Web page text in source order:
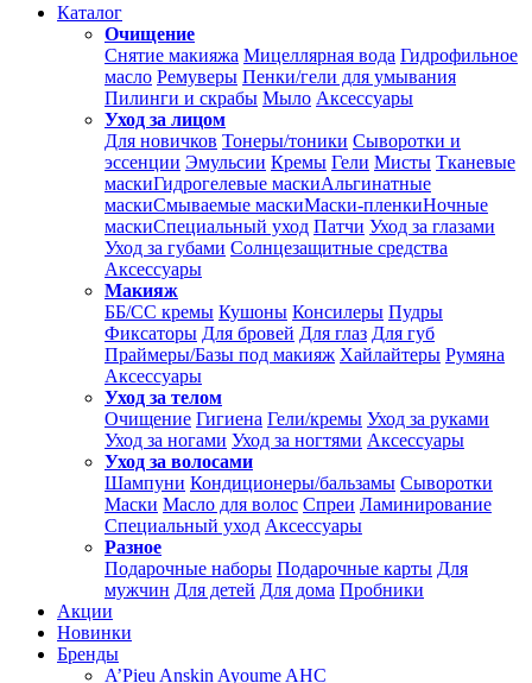
Каталог
Очищение
Снятие макияжа Мицеллярная вода Гидрофильное
масло Ремуверы Пенки/гели для умывания
Пилинги и скрабы Мыло Аксессуары
Уход за лицом
Для новичков Тонеры/тоники Сыворотки и
эссенции Эмульсии Кремы Гели Мисты Тканевые
маскиГидрогелевые маскиАльгинатные
маскиСмываемые маскиМаски-пленкиНочные
маскиСпециальный уход Патчи Уход за глазами
Уход за губами Солнцезащитные средства
Аксессуары
Макияж
ББ/СС кремы Кушоны Консилеры Пудры
Фиксаторы Для бровей Для глаз Для губ
Праймеры/Базы под макияж Хайлайтеры Румяна
Аксессуары
Уход за телом
Очищение Гигиена Гели/кремы Уход за руками
Уход за ногами Уход за ногтями Аксессуары
Уход за волосами
Шампуни Кондиционеры/бальзамы Сыворотки
Маски Масло для волос Спреи Ламинирование
Специальный уход Аксессуары
Разное
Подарочные наборы Подарочные карты Для
мужчин Для детей Для дома Пробники
Акции
Новинки
Бренды
A’Pieu Anskin Ayoume AHC